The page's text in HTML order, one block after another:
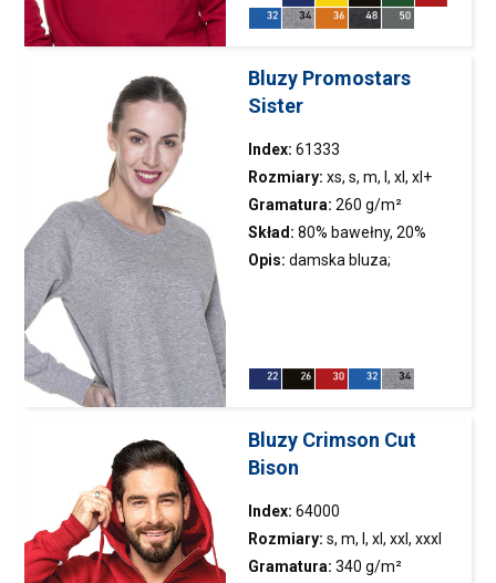
taśma wzmacniająca przy
Bluzy Promostars
Sister
Index: 61333
Rozmiary: xs, s, m, l, xl, xl+
Gramatura: 260 g/m²
Skład: 80% bawełny, 20%
poliestru; kolor 34: 90%
Opis: damska bluza;
boczne kieszenie wykonane z
Bluzy Crimson Cut
Bison
Index: 64000
Rozmiary: s, m, l, xl, xxl, xxxl
Gramatura: 340 g/m²